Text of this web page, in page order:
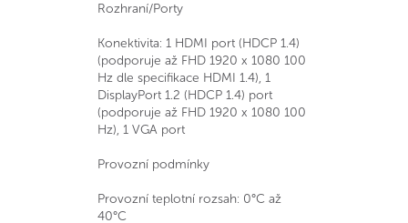
Rozhraní/Porty
Konektivita: 1 HDMI port (HDCP 1.4)
(podporuje až FHD 1920 x 1080 100
Hz dle specifikace HDMI 1.4), 1
DisplayPort 1.2 (HDCP 1.4) port
(podporuje až FHD 1920 x 1080 100
Hz), 1 VGA port
Provozní podmínky
Provozní teplotní rozsah: 0°C až
40°C